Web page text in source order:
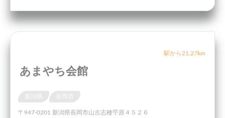
駅から21.27km
あまやち会館
〒947-0201 新潟県長岡市山古志種苧原４５２６